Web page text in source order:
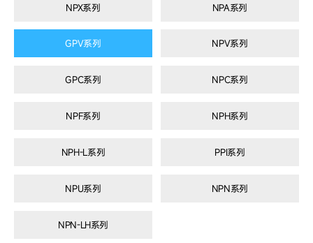
NPX系列 NPA系列
GPV系列 NPV系列
GPC系列 NPC系列
NPF系列 NPH系列
NPH-L系列 PPI系列
NPU系列 NPN系列
NPN-LH系列